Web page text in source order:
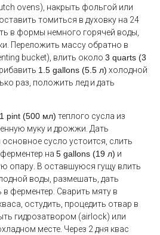
ovens), накрыть фольгой или
томиться в духовку на 24
в формы немного горячей воды,
Переложить массу обратно в
bucket), влить около 3 quarts (3
1.5 gallons (5.5 л) холодной
раз, положить лед и дать
1 pint (500 мл) теплого сусла из
муку и дрожжи. Дать
основное сусло устоится, слить
на 5 gallons (19 л) и
опару. В оставшуюся гущу влить
воды, размешать, дать
ферментер. Сварить мяту в
остудить, процедить отвар в
гидрозатвором (airlock) или
месте. Через 2 дня квас